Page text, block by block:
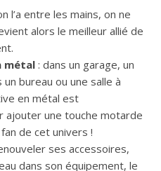
l’a entre les mains, on ne
alors le meilleur allié de
métal: dans un garage, un
bureau ou une salle à
en métal est
ajouter une touche motarde
de cet univers !
ses accessoires,
dans son équipement, le